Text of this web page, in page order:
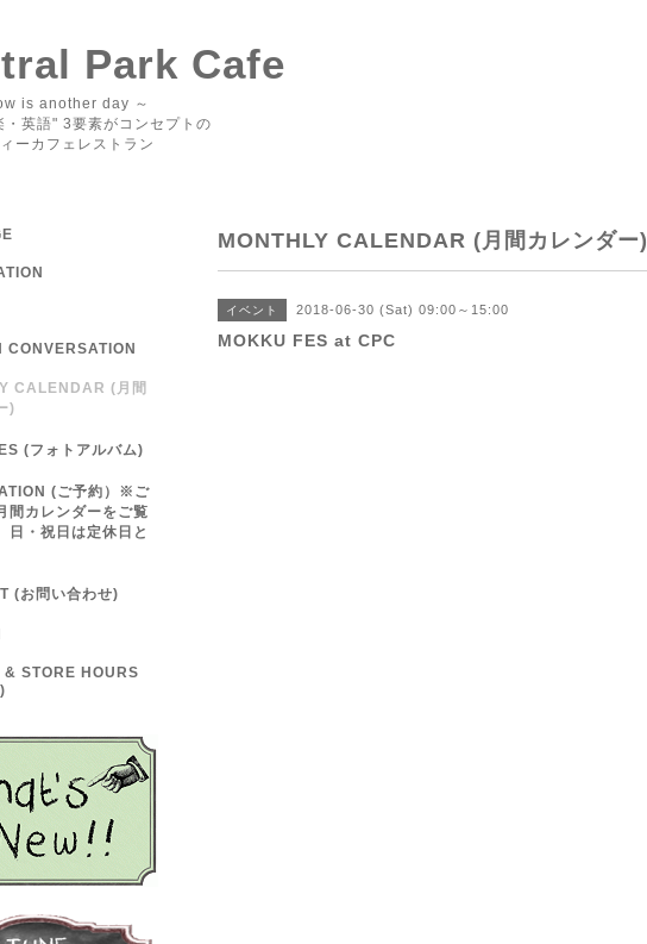
Park Cafe
is another day ～
・英語" 3要素がコンセプトの
ーカフェレストラン
MONTHLY CALENDAR (月間カレンダー)
イベント 2018-06-30 (Sat) 09:00～15:00
MOKKU FES at CPC
CONVERSATION
CALENDAR (月間
)
(フォトアルバム)
(ご予約）※ご
間カレンダーをご覧
・祝日は定休日と
(お問い合わせ)
STORE HOURS